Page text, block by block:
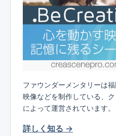
ファウンダーメンタリーは
映像などを制作している、
によって運営されています。
詳しく知る →